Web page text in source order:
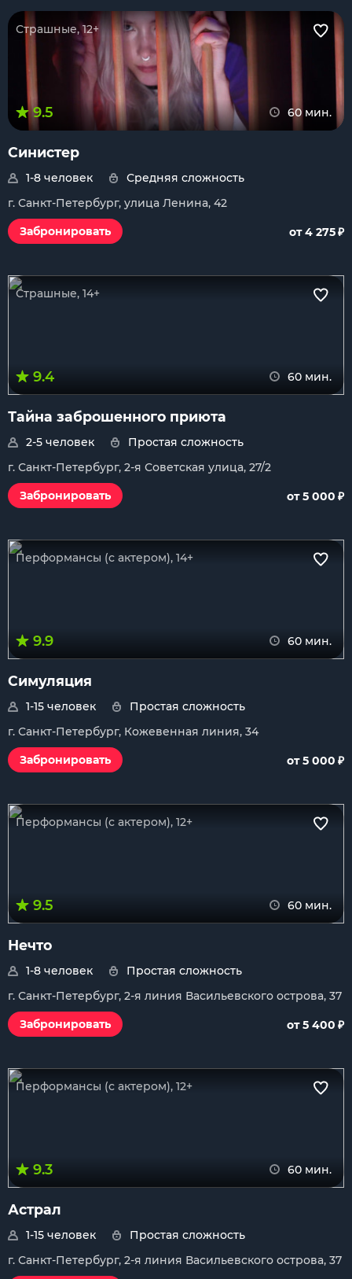
Страшные, 12+
9.5 60 мин.
Синистер
1-8 человек
Средняя сложность
г. Санкт-Петербург, улица Ленина, 42
Забронировать
от 4 275₽
Страшные, 14+
9.4 60 мин.
Тайна заброшенного приюта
2-5 человек
Простая сложность
г. Санкт-Петербург, 2-я Советская улица, 27/2
Забронировать
от 5 000 ₽
Перформансы (с актером), 14+
9.9 60 мин.
Симуляция
1-15 человек
Простая сложность
г. Санкт-Петербург, Кожевенная линия, 34
Забронировать
от 5 000 ₽
Перформансы (с актером), 12+
9.5 60 мин.
Нечто
1-8 человек
Простая сложность
г. Санкт-Петербург, 2-я линия Васильевского острова, 37
Забронировать
от 5 400 ₽
Перформансы (с актером), 12+
9.3 60 мин.
Астрал
1-15 человек
Простая сложность
г. Санкт-Петербург, 2-я линия Васильевского острова, 37